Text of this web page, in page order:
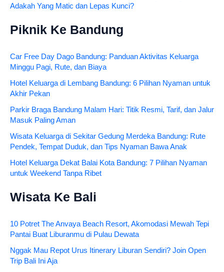
Adakah Yang Matic dan Lepas Kunci?
Piknik Ke Bandung
Car Free Day Dago Bandung: Panduan Aktivitas Keluarga
Minggu Pagi, Rute, dan Biaya
Hotel Keluarga di Lembang Bandung: 6 Pilihan Nyaman untuk
Akhir Pekan
Parkir Braga Bandung Malam Hari: Titik Resmi, Tarif, dan Jalur
Masuk Paling Aman
Wisata Keluarga di Sekitar Gedung Merdeka Bandung: Rute
Pendek, Tempat Duduk, dan Tips Nyaman Bawa Anak
Hotel Keluarga Dekat Balai Kota Bandung: 7 Pilihan Nyaman
untuk Weekend Tanpa Ribet
Wisata Ke Bali
10 Potret The Anvaya Beach Resort, Akomodasi Mewah Tepi
Pantai Buat Liburanmu di Pulau Dewata
Nggak Mau Repot Urus Itinerary Liburan Sendiri? Join Open
Trip Bali Ini Aja